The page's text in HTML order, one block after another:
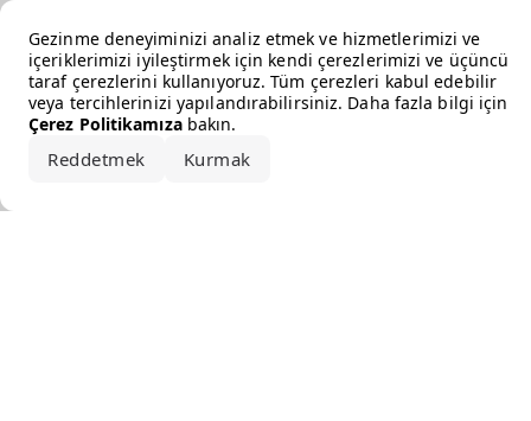
Gezinme deneyiminizi analiz etmek ve hizmetlerimizi ve
içeriklerimizi iyileştirmek için kendi çerezlerimizi ve üçüncü
taraf çerezlerini kullanıyoruz. Tüm çerezleri kabul edebilir
veya tercihlerinizi yapılandırabilirsiniz. Daha fazla bilgi için
Çerez Politikamızabakın.
Reddetmek Kurmak
Error loading the brand